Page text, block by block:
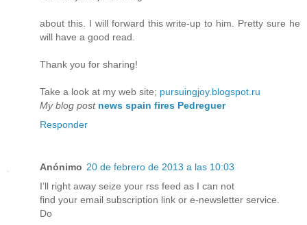
about this. I will forward this write-up to him. Pretty sure he
will have a good read.
Thank you for sharing!
Take a look at my web site; pursuingjoy.blogspot.ru
My blog post news spain fires Pedreguer
Responder
Anónimo 20 de febrero de 2013 a las 10:03
I’ll right away seize your rss feed as I can not
find your email subscription link or e-newsletter service.
Do